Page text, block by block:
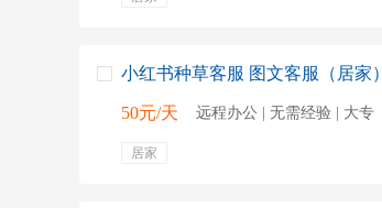
小红书种草客服 图文客服（居家）
50元/天 远程办公 | 无需经验 | 大专
居家